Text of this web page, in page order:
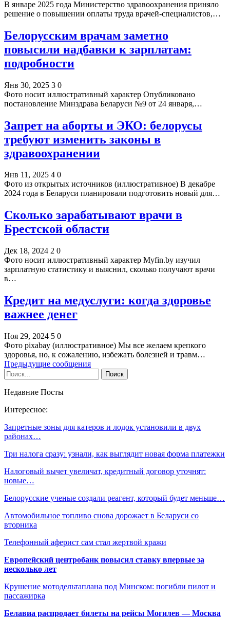
В январе 2025 года Министерство здравоохранения приняло
решение о повышении оплаты труда врачей-специалистов,…
Белорусским врачам заметно
повысили надбавки к зарплатам:
подробности
Янв 30, 2025 3 0
Фото носит иллюстративный характер Опубликовано
постановление Минздрава Беларуси №9 от 24 января,…
Запрет на аборты и ЭКО: белорусы
требуют изменить законы в
здравоохранении
Янв 11, 2025 4 0
Фото из открытых источников (иллюстративное) В декабре
2024 года в Беларуси планировали подготовить новый для…
Сколько зарабатывают врачи в
Брестской области
Дек 18, 2024 2 0
Фото носит иллюстративный характер Myfin.by изучил
зарплатную статистику и выяснил, сколько получают врачи
в…
Кредит на медуслуги: когда здоровье
важнее денег
Ноя 29, 2024 5 0
Фото pixabay (иллюстративное) Мы все желаем крепкого
здоровья, но, к сожалению, избежать болезней и травм…
Предыдущие сообщения
Недавние Посты
Интересное:
Запретные зоны для катеров и лодок установили в двух
районах…
Три налога сразу: узнали, как выглядит новая форма платежки
Налоговый вычет увеличат, кредитный договор уточнят:
новые…
Белорусские ученые создали реагент, который будет меньше…
Автомобильное топливо снова дорожает в Беларуси со
вторника
Телефонный аферист сам стал жертвой кражи
Европейский центробанк повысил ставку впервые за
несколько лет
Крушение мотодельтаплана под Минском: погибли пилот и
пассажирка
Белавиа распродает билеты на рейсы Могилев — Москва